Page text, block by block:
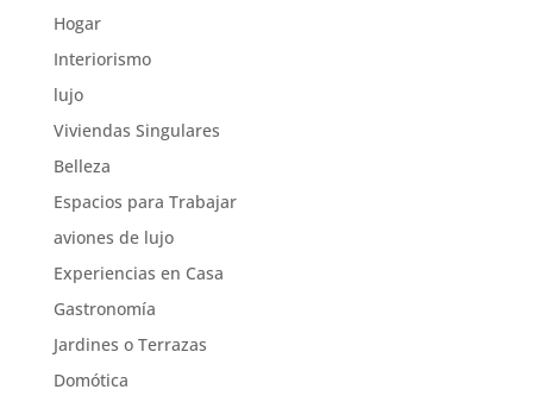
Hogar
Interiorismo
lujo
Viviendas Singulares
Belleza
Espacios para Trabajar
aviones de lujo
Experiencias en Casa
Gastronomía
Jardines o Terrazas
Domótica